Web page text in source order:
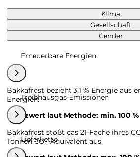
Klima
Gesellschaft
Gender
Erneuerbare Energien
Bakkafrost bezieht 3,1 % Energie aus
Energien.
Grenzwert laut Methode: min. 100 %
Treibhausgas-Emissionen
Bakkafrost stößt das 21-Fache ihres
Tonnen CO₂-Äquivalent aus.
Lieferkette